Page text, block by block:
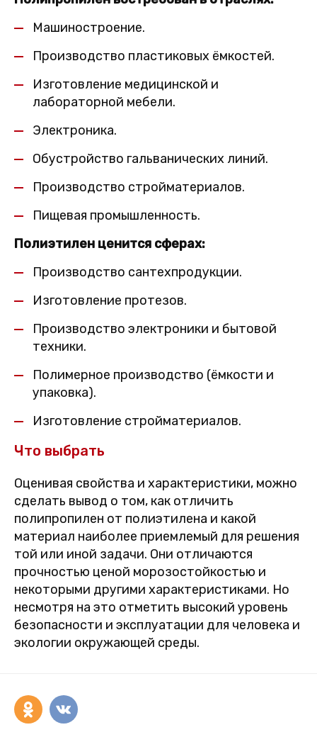
Машиностроение.
Производство пластиковых ёмкостей.
Изготовление медицинской и
лабораторной мебели.
Электроника.
Обустройство гальванических линий.
Производство стройматериалов.
Пищевая промышленность.
Полиэтилен ценится сферах:
Производство сантехпродукции.
Изготовление протезов.
Производство электроники и бытовой
техники.
Полимерное производство (ёмкости и
упаковка).
Изготовление стройматериалов.
Что выбрать
Оценивая свойства и характеристики, можно
сделать вывод о том, как отличить
полипропилен от полиэтилена и какой
материал наиболее приемлемый для решения
той или иной задачи. Они отличаются
прочностью ценой морозостойкостью и
некоторыми другими характеристиками. Но
несмотря на это отметить высокий уровень
безопасности и эксплуатации для человека и
экологии окружающей среды.